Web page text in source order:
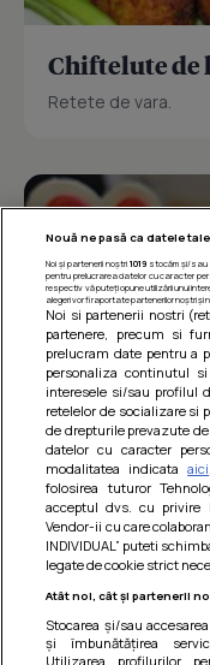
Chiftelute de
Retete de vara.
Barcute din
Un deliciu usor de
Nouă ne pasă ca datele
Noi și partenerii noștri 1019stocăm și/sau
pentru prelucrarea datelor cu caracter
respectiv vă puteți opune utilizării unui
alegeri vor fi raportate partenerilor noștri și
Noi si partenerii nostri
partenere, precum si
prelucram date pentru a
personaliza continutul
interesele si/sau profilul
retelelor de socializare si
de drepturile prevazute
datelor cu caracter
modalitatea indicataaici
folosirea tuturor
acceptul dvs. cu privire
Vendor-ii cu care
INDIVIDUAL” puteti
legate de cookie strict
Atât noi, cât și partenerii
Stocarea și/sau
și îmbunătățirea
Utilizarea profilurilor